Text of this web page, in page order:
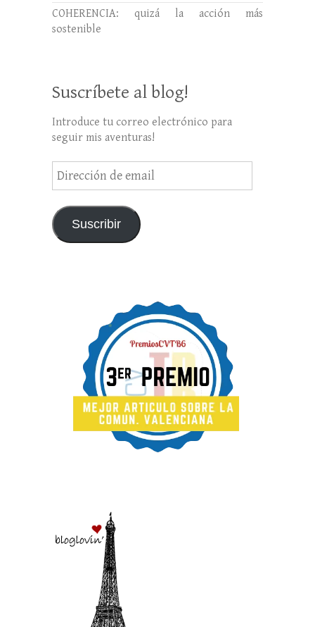
COHERENCIA: quizá la acción más
sostenible
Suscríbete al blog!
Introduce tu correo electrónico para
seguir mis aventuras!
Dirección
de
Suscribir